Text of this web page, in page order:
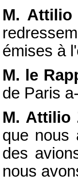
M. Attilio
émises à
M. le
de Paris
M. Attilio
que nous
des
nous